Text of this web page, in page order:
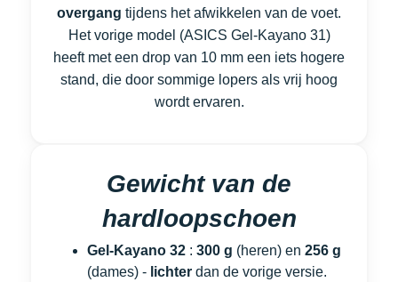
overgang tijdens het afwikkelen van de voet.
Het vorige model (ASICS Gel-Kayano 31)
heeft met een drop van 10 mm een iets hogere
stand, die door sommige lopers als vrij hoog
wordt ervaren.
Gewicht van de
hardloopschoen
Gel-Kayano 32 :300 g (heren) en256 g
(dames) - lichter dan de vorige versie.